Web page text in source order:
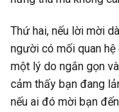
Thứ hai, nếu lời mời
người có mối quan hệ
một lý do ngắn gọn
cảm thấy bạn đang
nếu ai đó mời bạn